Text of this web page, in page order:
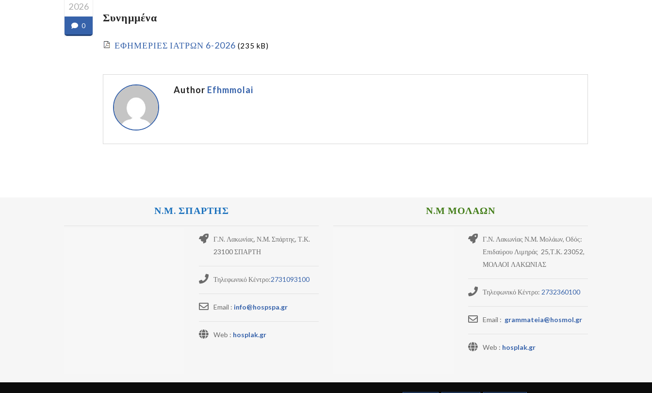
2026
0
Συνημμένα
ΕΦΗΜΕΡΙΕΣ ΙΑΤΡΩΝ 6-2026 (235 kB)
Author Efhmmolai
Ν.Μ. ΣΠΑΡΤΗΣ Ν.Μ ΜΟΛΑΩΝ
Γ.Ν. Λακωνίας, Ν.Μ. Σπάρτης, Τ.Κ.
23100 ΣΠΑΡΤΗ
Τηλεφωνικό Κέντρο:2731093100
Email : info@hospspa.gr
Web : hosplak.gr
Γ.Ν. Λακωνίας Ν.Μ. Μολάων, Οδός:
Επιδαύρου Λιμηράς 25,Τ.Κ. 23052,
ΜΟΛΑΟΙ ΛΑΚΩΝΙΑΣ
Τηλεφωνικό Κέντρο: 2732360100
Email : grammateia@hosmol.gr
Web : hosplak.gr